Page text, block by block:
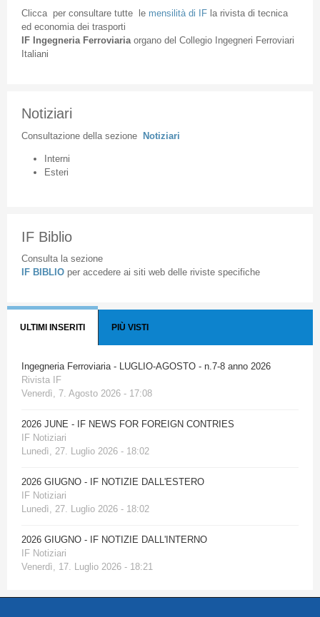
Cliccaper consultare tuttele mensilità di IFla rivista di tecnica
ed economia dei trasporti
IF Ingegneria Ferroviaria organodel Collegio Ingegneri Ferroviari
Italiani
Notiziari
Consultazione della sezione Notiziari
Interni
Esteri
IF Biblio
Consulta la sezione
IF BIBLIO per accedere ai siti web delle riviste specifiche
ULTIMI INSERITI PIÙ VISTI
Ingegneria Ferroviaria - LUGLIO-AGOSTO - n.7-8 anno 2026
Rivista IF
Venerdì, 7. Agosto 2026 - 17:08
2026 JUNE - IF NEWS FOR FOREIGN CONTRIES
IF Notiziari
Lunedì, 27. Luglio 2026 - 18:02
2026 GIUGNO - IF NOTIZIE DALL'ESTERO
IF Notiziari
Lunedì, 27. Luglio 2026 - 18:02
2026 GIUGNO - IF NOTIZIE DALL'INTERNO
IF Notiziari
Venerdì, 17. Luglio 2026 - 18:21